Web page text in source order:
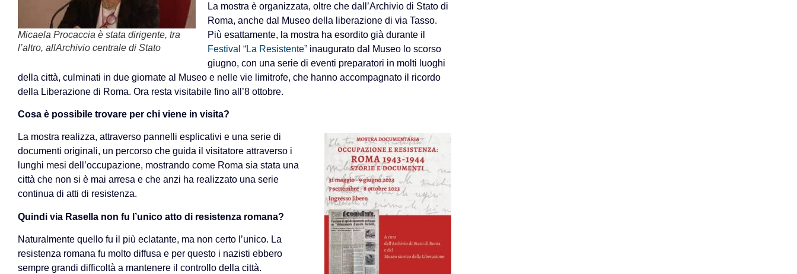
Micaela Procaccia è stata dirigente, tra
l’altro, allArchivio centrale di Stato
La mostra è organizzata, oltre che dall’Archivio di Stato di
Roma, anche dal Museo della liberazione di via Tasso.
Più esattamente, la mostra ha esordito già durante il
Festival “La Resistente” inaugurato dal Museo lo scorso
giugno, con una serie di eventi preparatori in molti luoghi
della città, culminati in due giornate al Museo e nelle vie limitrofe, che hanno accompagnato il ricordo
della Liberazione di Roma. Ora resta visitabile fino all’8 ottobre.
Cosa è possibile trovare per chi viene in visita?
La mostra realizza, attraverso pannelli esplicativi e una serie di
documenti originali, un percorso che guida il visitatore attraverso i
lunghi mesi dell’occupazione, mostrando come Roma sia stata una
città che non si è mai arresa e che anzi ha realizzato una serie
continua di atti di resistenza.
Quindi via Rasella non fu l’unico atto di resistenza romana?
Naturalmente quello fu il più eclatante, ma non certo l’unico. La
resistenza romana fu molto diffusa e per questo i nazisti ebbero
sempre grandi difficoltà a mantenere il controllo della città.